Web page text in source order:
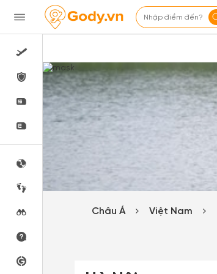
Nhập điểm đến?
Châu Á Việt Nam